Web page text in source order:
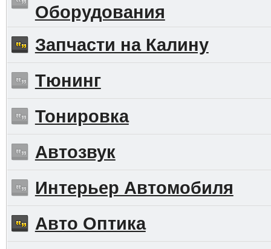
Оборудования
Запчасти на Калину
Тюнинг
Тонировка
Автозвук
Интерьер Автомобиля
Авто Оптика